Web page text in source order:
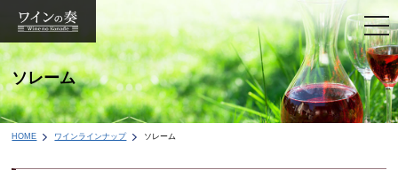
ソレーム
HOME ワインラインナップ ソレーム